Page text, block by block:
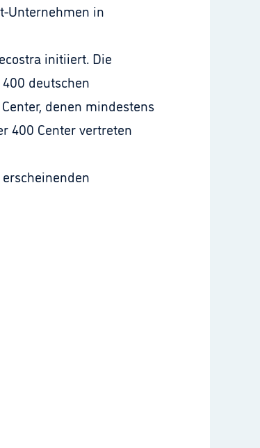
Unternehmen in
initiiert. Die
deutschen
denen mindestens
400 Center vertreten